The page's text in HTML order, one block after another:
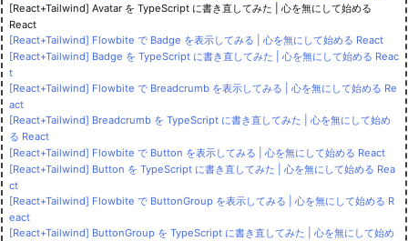
[React+Tailwind] Avatar を TypeScript に書き直してみた | 心を無にして始める
React
[React+Tailwind] Flowbite で Badge を表示してみる | 心を無にして始める React
[React+Tailwind] Badge を TypeScript に書き直してみた | 心を無にして始める Reac
t
[React+Tailwind] Flowbite で Breadcrumb を表示してみる | 心を無にして始める Re
act
[React+Tailwind] Breadcrumb を TypeScript に書き直してみた | 心を無にして始め
る React
[React+Tailwind] Flowbite で Button を表示してみる | 心を無にして始める React
[React+Tailwind] Button を TypeScript に書き直してみた | 心を無にして始める Rea
ct
[React+Tailwind] Flowbite で ButtonGroup を表示してみる | 心を無にして始める R
eact
[React+Tailwind] ButtonGroup を TypeScript に書き直してみた | 心を無にして始め